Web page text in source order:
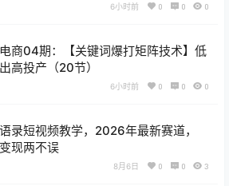
、全周期起量投产实操教程
6小时前 0 0 0
商04期：【关键词爆打矩阵技术】低
高投产（20节）
6小时前 0 0 0
录短视频教学，2026年最新赛道，
现两不误
8月6日 0 0 3